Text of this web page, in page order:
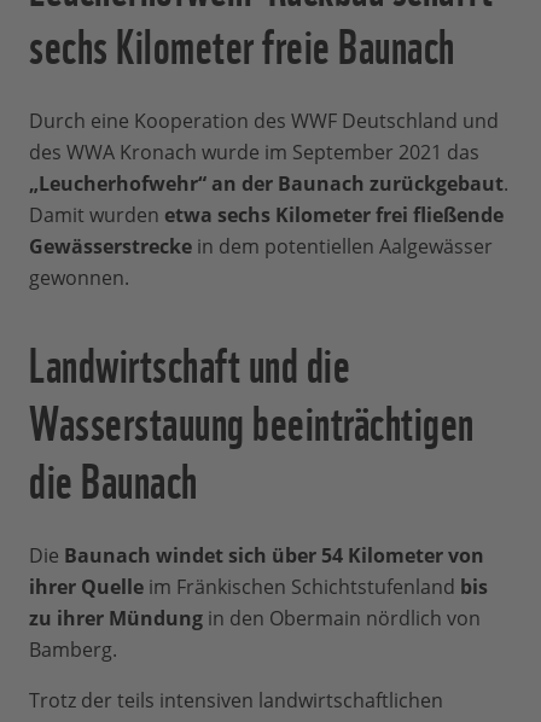
sechs Kilometer freie Baunach
Durch eine Kooperation des WWF Deutschland und
des WWA Kronach wurde im September 2021 das
„Leucherhofwehr“ an der Baunach zurückgebaut.
Damit wurden etwa sechs Kilometer frei fließende
Gewässerstrecke in dem potentiellen Aalgewässer
gewonnen.
Landwirtschaft und die
Wasserstauung beeinträchtigen
die Baunach
Die Baunach windet sich über 54 Kilometer von
ihrer Quelle im Fränkischen Schichtstufenland bis
zu ihrer Mündung in den Obermain nördlich von
Bamberg.
Trotz der teils intensiven landwirtschaftlichen